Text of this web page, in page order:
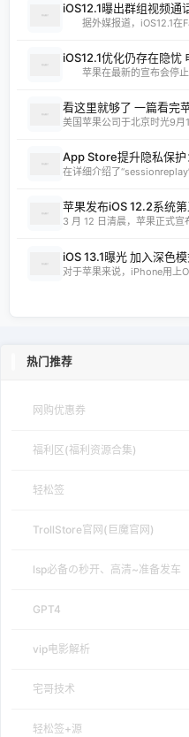
iOS12.1曝出群组视频
据外媒报道，iOS12.1在
iOS12.1优化仍存在隐忧
苹果在最新的宣布会停止
看这里就够了 一篇看完
美国苹果公司于北京时光9月
App Store提升隐私保护
在详细介绍了
苹果发布iOS 12.2系统
3 月 12 日清晨，苹果正式
iOS 13.1曝光 加入深色
对于苹果来说，iPhone用上
热门推荐
网购优惠券
福利区(福利资源合集)
轻松签
TrollStore官网(巨魔官网)
lsp必备の秒开、高清~准备发车
GPT4
vip电影解析
宅哥技术
轻松签+源